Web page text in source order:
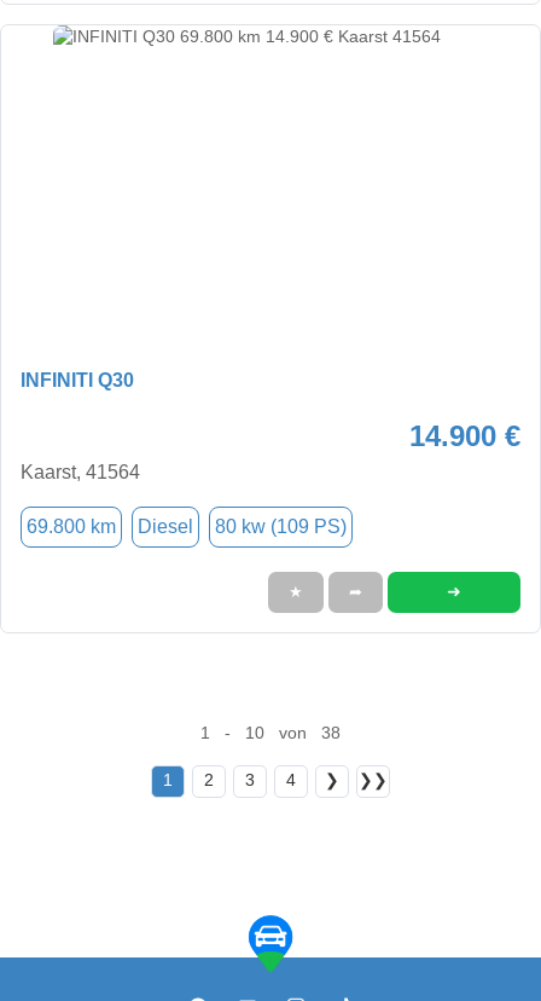
INFINITI Q30
14.900 €
Kaarst, 41564
69.800 km Diesel 80 kw (109 PS)
★ ➦ ➜
1 - 10 von 38
1 2 3 4 ❯ ❯❯